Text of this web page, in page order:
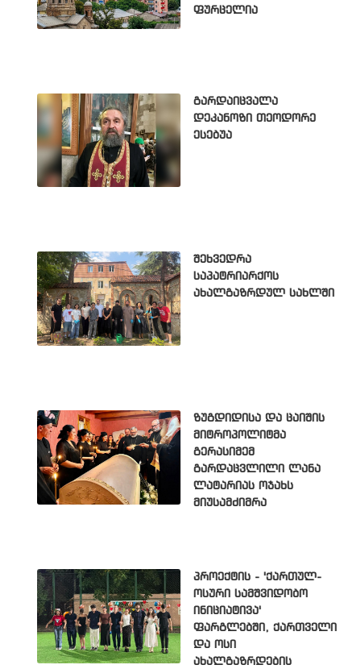
ფურცელია
გარდაიცვალა
დეკანოზი თეოდორე
ესებუა
შეხვედრა
საპატრიარქოს
ახალგაზრდულ სახლში
ზუგდიდისა და ცაიშის
მიტროპოლიტმა
გერასიმემ
გარდაცვლილი ლანა
ლატარიას ოჯახს
მიუსამძიმრა
პროექტის - 'ქართულ-
ოსური სამშვიდობო
ინიციატივა'
ფარგლებში, ქართველი
და ოსი
ახალგაზრდების